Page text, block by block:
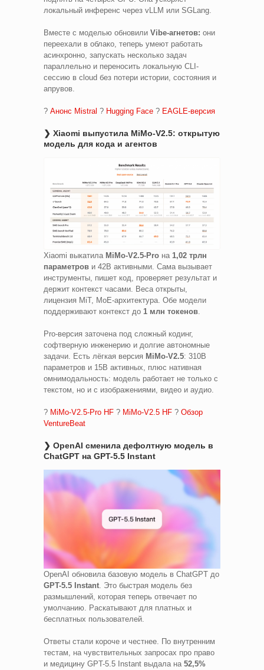
локальный инференс через vLLM или SGLang.
Вместе с моделью обновили Vibe-агнетов: они
переехали в облако, теперь умеют работать
асинхронно, запускать несколько задач
параллельно и переносить локальную CLI-
сессию в cloud без потери истории, состояния и
апрувов.
? Анонс Mistral ? Hugging Face ? EAGLE-версия
❯ Xiaomi выпустила MiMo-V2.5: открытую
модель для кода и агентов
Xiaomi выкатила MiMo-V2.5-Pro на 1,02 трлн
параметров и 42B активными. Сама вызывает
инструменты, пишет код, проверяет результат и
держит контекст часами. Веса открыты,
лицензия MiT, MoE-архитектура. Обе модели
поддерживают контекст до 1 млн токенов
Pro-версия заточена под сложный кодинг,
софтверную инженерию и долгие автономные
задачи. Есть лёгкая версия MiMo-V2.5: 310B
параметров и 15B активных, плюс нативная
омнимодальность: модель работает не только с
текстом, но и с изображениями, видео и аудио.
? MiMo-V2.5-Pro HF ? MiMo-V2.5 HF ? Обзор
VentureBeat
❯ OpenAI сменила дефолтную модель в
ChatGPT на GPT-5.5 Instant
OpenAI обновила базовую модель в ChatGPT до
GPT-5.5 Instant. Это быстрая модель без
размышлений, которая теперь отвечает по
умолчанию. Раскатывают для платных и
бесплатных пользователей.
Ответы стали короче и честнее. По внутренним
тестам, на чувствительных запросах про право
и медицину GPT-5.5 Instant выдала на 52,5%